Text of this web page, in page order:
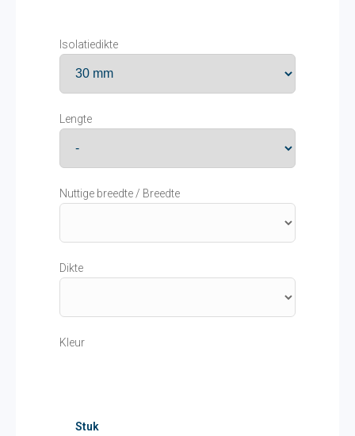
Isolatiedikte
Lengte
Nuttige breedte / Breedte
Dikte
Kleur
Stuk